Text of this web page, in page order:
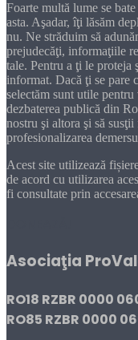
Foarte multă lume se
asta. Aşadar, îţi lăsăm
nu. Ne străduim să
prejudecăţi, informaţiile
tale. Pentru a ţi le proteja
informat. Dacă ţi se pare
selectăm sunt utile
dezbaterea publică din
nostru şi altora şi să
profesionalizarea
Acest site utilizează
de acord cu utilizarea
fi consultate prin
Asociaţia
RO18 RZBR 0000
RO85 RZBR 0000